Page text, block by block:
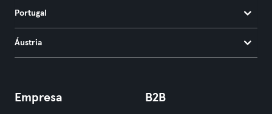
Portugal
Áustria
Empresa B2B